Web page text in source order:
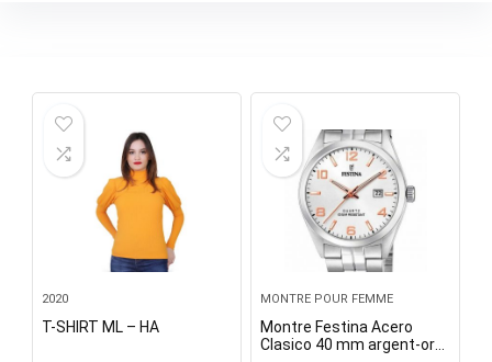
2020
T-SHIRT ML – HA
MONTRE POUR FEMME
Montre Festina Acero
Clasico 40 mm argent-or